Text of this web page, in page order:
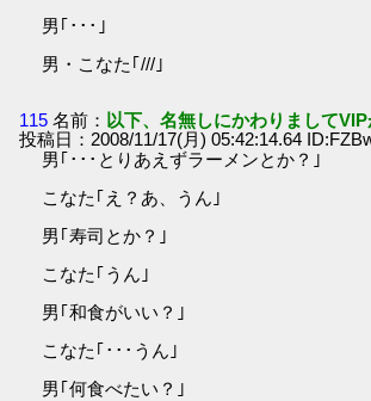
男｢･･･｣
男・こなた｢///｣
115 名前： 以下、名無しにかわりまして
投稿日：2008/11/17(月) 05:42:14.64
男｢･･･とりあえずラーメンとか？｣
こなた｢え？あ、うん｣
男｢寿司とか？｣
こなた｢うん｣
男｢和食がいい？｣
こなた｢･･･うん｣
男｢何食べたい？｣